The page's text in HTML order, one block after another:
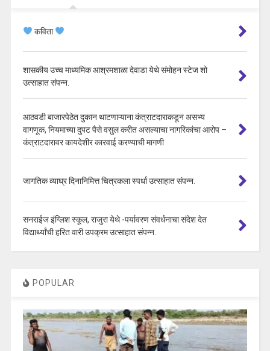
कविता
शासकीय उच्च माध्यमिक आश्रमशाळा देवाडा येथे संमोहन स्टेज शो
उत्साहात संपन्न.
आठवडी बाजारपेठेत दुकान थाटणाऱ्याना कंत्राटदाराकडून असभ्य
वागणूक, नियमाच्या दुपट पैसे वसुल करीत असल्याचा नागरिकांचा आरोप –
कंत्राटदारावर कायदेशीर कारवाई करण्याची मागणी
जागतिक व्याघ्र दिनानिमित्त चित्रकला स्पर्धा उत्साहात संपन्न.
सनराईज इंग्लिश स्कूल, राजुरा येथे -पर्यावरण संवर्धनाचा संदेश देत
विद्यार्थ्यांची हरित वारी उपक्रम उत्साहात संपन्न.
POPULAR